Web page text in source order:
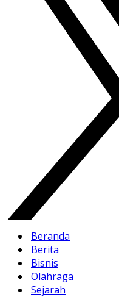
Beranda
Berita
Bisnis
Olahraga
Sejarah